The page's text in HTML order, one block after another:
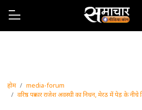
होम
media-forum
वरिष्ठ पत्रकार राजेश अवस्थी का निधन, मेरठ में पेड़ के नीचे